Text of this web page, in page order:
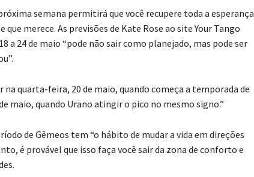
semana permitirá que você recupere toda a esperança
que merece. As previsões de Kate Rose ao site Your Tango
a 24 de maio “pode não sair como planejado, mas pode ser
na quarta-feira, 20 de maio, quando começa a temporada de
maio, quando Urano atingir o pico no mesmo signo.”
de Gêmeos tem “o hábito de mudar a vida em direções
é provável que isso faça você sair da zona de conforto e